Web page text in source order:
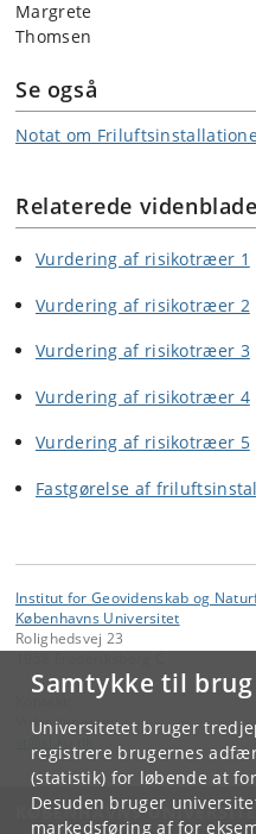
Samtykke til
Universitetet bruger
registrere brugernes
(statistik) for løbende at
Desuden bruger
markedsføring af for
Se også
Notat om
Relaterede videnblade
Vurdering af risikotræer 1
Vurdering af risikotræer 2
Vurdering af risikotræer 3
Vurdering af risikotræer 4
Vurdering af risikotræer 5
Fastgørelse af
Institut for Geovidenskab og
Københavns Universitet
Rolighedsvej 23
Videntjenesten
ku
KØBENHAVNS